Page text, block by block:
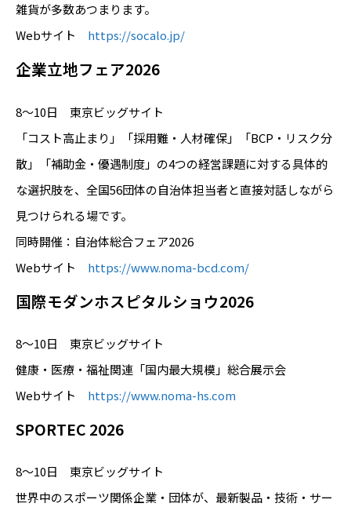
雑貨が多数あつまります。
Webサイト https://socalo.jp/
企業立地フェア2026
8～10日 東京ビッグサイト
「コスト高止まり」「採用難・人材確保」「BCP・リスク分
散」「補助金・優遇制度」の4つの経営課題に対する具体的
な選択肢を、全国56団体の自治体担当者と直接対話しながら
見つけられる場です。
同時開催：自治体総合フェア2026
Webサイト https://www.noma-bcd.com/
国際モダンホスピタルショウ2026
8～10日 東京ビッグサイト
健康・医療・福祉関連「国内最大規模」総合展示会
Webサイト https://www.noma-hs.com
SPORTEC 2026
8～10日 東京ビッグサイト
世界中のスポーツ関係企業・団体が、最新製品・技術・サー